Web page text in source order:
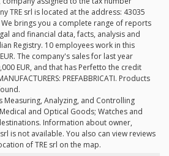
TRE srl is located at the address: 43035
We brings you a complete range of reports
and financial data, facts, analysis and
Registry. 10 employees work in this
The company's sales for last year
EUR, and that has Perfetto the credit
PREFABBRICATI. Products
Measuring, Analyzing, and Controlling
and Optical Goods; Watches and
Information about owner,
is not available. You also can view reviews
of TRE srl on the map.